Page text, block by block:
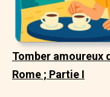
Tomber amoureux
Rome ; Partie I